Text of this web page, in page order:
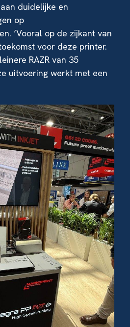
duidelijke en
op
‘Vooral op de zijkant van
voor deze printer.
RAZR van 35
uitvoering werkt met een